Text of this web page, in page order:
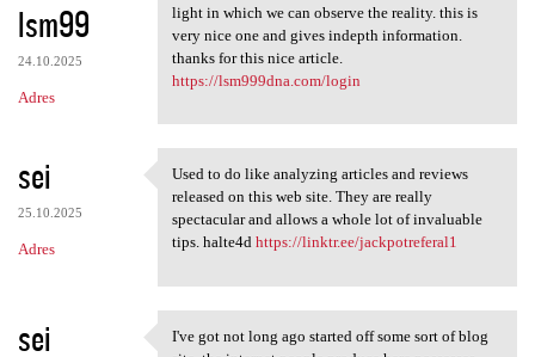
lsm99
24.10.2025
Adres
light in which we can observe the reality. this is
very nice one and gives indepth information.
thanks for this nice article.
https://lsm999dna.com/login
sei
25.10.2025
Adres
Used to do like analyzing
Used to do like analyzing articles and reviews
released on this web site. They are really
spectacular and allows a whole lot of invaluable
tips. halte4d https://linktr.ee/jackpotreferal1
sei
I've got not long ago started off some sort of blog